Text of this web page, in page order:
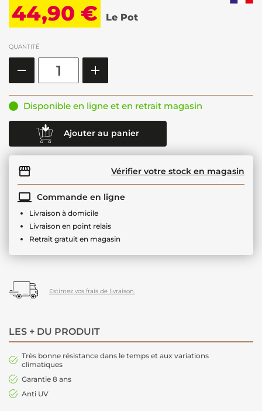
44,90 € Le Pot
QUANTITÉ
Disponible en ligne et en retrait magasin
Ajouter au panier
Vérifier votre stock en magasin
Commande en ligne
Livraison à domicile
Livraison en point relais
Retrait gratuit en magasin
Estimez vos frais de livraison.
LES + DU PRODUIT
Très bonne résistance dans le temps et aux variations
climatiques
Garantie 8 ans
Anti UV